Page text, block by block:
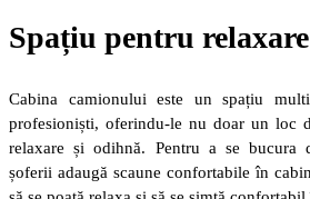
Spațiu pentru
Cabina camionului este un spațiu
profesioniști, oferindu-le nu doar un loc
relaxare și odihnă. Pentru a se bucura
șoferii adaugă scaune confortabile în